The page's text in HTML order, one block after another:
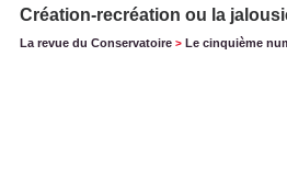
Création-recréation ou la
La revue du Conservatoire > Le cinquième